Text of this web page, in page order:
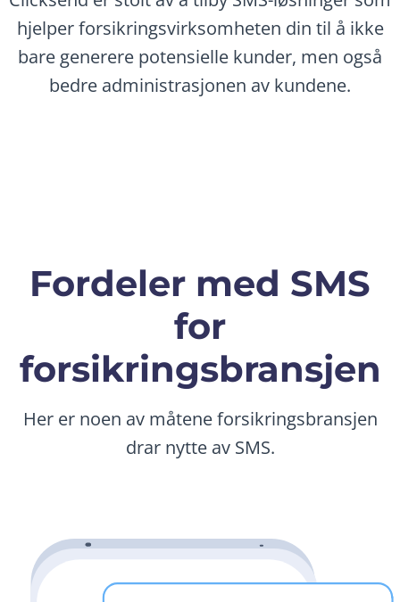
hjelper forsikringsvirksomheten din til å ikke
bare generere potensielle kunder, men også
bedre administrasjonen av kundene.
Fordeler med SMS
for
forsikringsbransjen
Her er noen av måtene forsikringsbransjen
drar nytte av SMS.